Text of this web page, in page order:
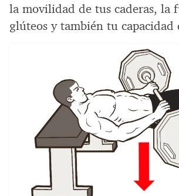
la movilidad de tus caderas, la
glúteos y también tu capacidad